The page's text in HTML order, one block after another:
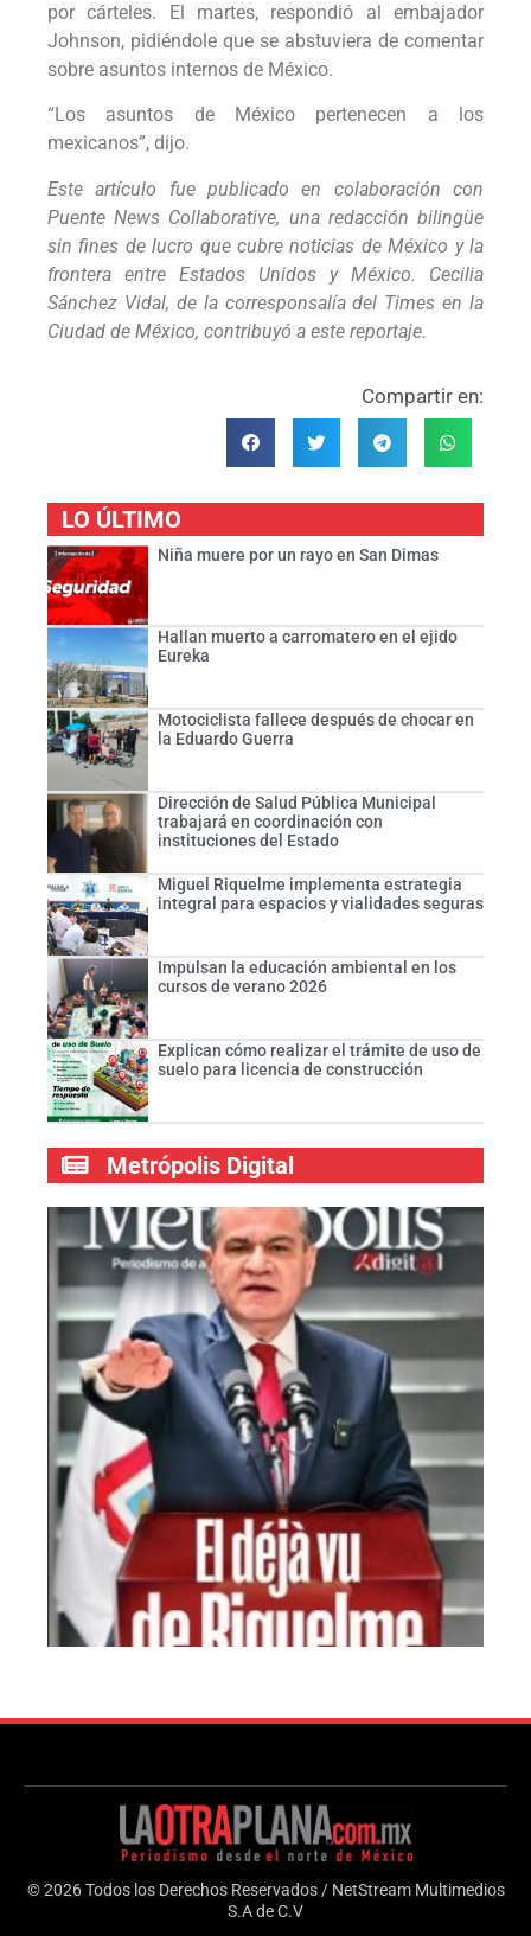
por cárteles. El martes, respondió al embajador
Johnson, pidiéndole que se abstuviera de comentar
sobre asuntos internos de México.
“Los asuntos de México pertenecen a los
mexicanos”, dijo.
Este artículo fue publicado en colaboración con
Puente News Collaborative, una redacción bilingüe
sin fines de lucro que cubre noticias de México y la
frontera entre Estados Unidos y México. Cecilia
Sánchez Vidal, de la corresponsalía del Times en la
Ciudad de México, contribuyó a este reportaje.
Compartir en:
LO ÚLTIMO
Niña muere por un rayo en San Dimas
Hallan muerto a carromatero en el ejido
Eureka
Motociclista fallece después de chocar en
la Eduardo Guerra
Dirección de Salud Pública Municipal
trabajará en coordinación con
instituciones del Estado
Miguel Riquelme implementa estrategia
integral para espacios y vialidades seguras
Impulsan la educación ambiental en los
cursos de verano 2026
Explican cómo realizar el trámite de uso de
suelo para licencia de construcción
Metrópolis Digital
© 2026 Todos los Derechos Reservados / NetStream Multimedios
S.A de C.V